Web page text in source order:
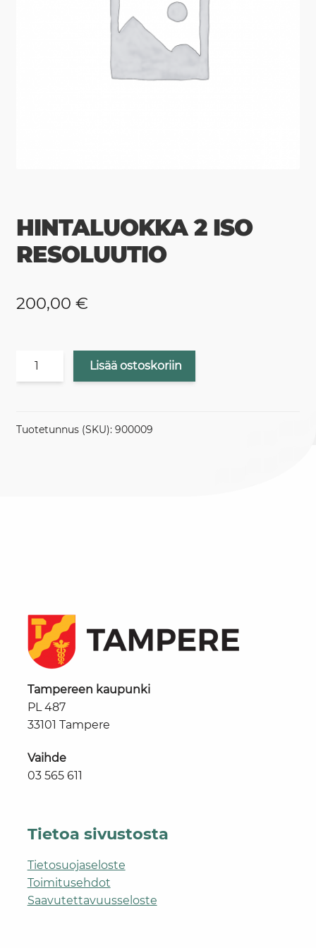
HINTALUOKKA 2 ISO
RESOLUUTIO
200,00 €
Hintaluokka
määrä
Lisää ostoskoriin
Tuotetunnus (SKU): 900009
Tampereen kaupunki
PL 487
33101 Tampere
Vaihde
03 565 611
Tietoa sivustosta
Tietosuojaseloste
Toimitusehdot
Saavutettavuusseloste